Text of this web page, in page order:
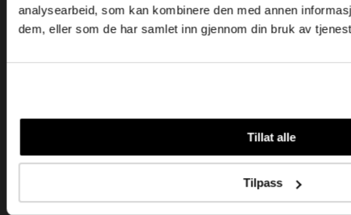
analysearbeid, som kan kombinere den med annen
dem, eller som de har samlet inn gjennom din bruk av
Tillat alle
Tilpass
Nyttige lenker
Datablad
Om oss
Handle hos oss